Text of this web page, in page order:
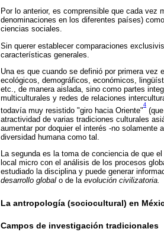
Por lo anterior, es comprensible que cada vez
denominaciones en los diferentes países)
ciencias sociales.
Sin querer establecer comparaciones
características generales.
Una es que cuando se definió por primera vez
ecológicos, demográficos, económicos,
etc., de manera aislada, sino como partes
multiculturales y redes de relaciones
todavía muy resistido "giro hacia Oriente"
4
atractividad de varias tradiciones culturales
aumentar por doquier el interés -no
diversidad humana como tal.
La segunda es la toma de conciencia de que
local micro con el análisis de los procesos
estudiado la disciplina y puede generar
desarrollo global o de la evolución civilizatoria.
La antropología (sociocultural) en
Campos de investigación tradicionales